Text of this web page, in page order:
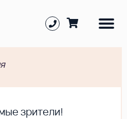
зрители!